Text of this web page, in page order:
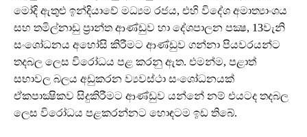
මෝදි ඇතුළු ඉන්දියාවේ මධ්‍යම රජය, එහි විදේශ අමාත්‍යාංශය
සහ තමිල්නාඩු ප්‍රාන්ත ආණ්ඩුව හා දේශපාලන පක්‍ෂ, 13වැනි
සංශෝධනය අහෝසි කිරීමට ආණ්ඩුව ගන්නා පියවරයන්ට
තදබල ලෙස විරෝධය පළ කරනු ඇත. එමන්ම, පළාත්
සභාවල බලය අඩුකරන ව්‍යවස්ථා සංශෝධනයක්
ඒකපාක්‍ෂිකව සිදුකිරීමට ආණ්ඩුව යන්නේ නම් එයටද තදබල
ලෙස විරෝධය පළකරන්නට හොඳටම ඉඩ තිබේ.